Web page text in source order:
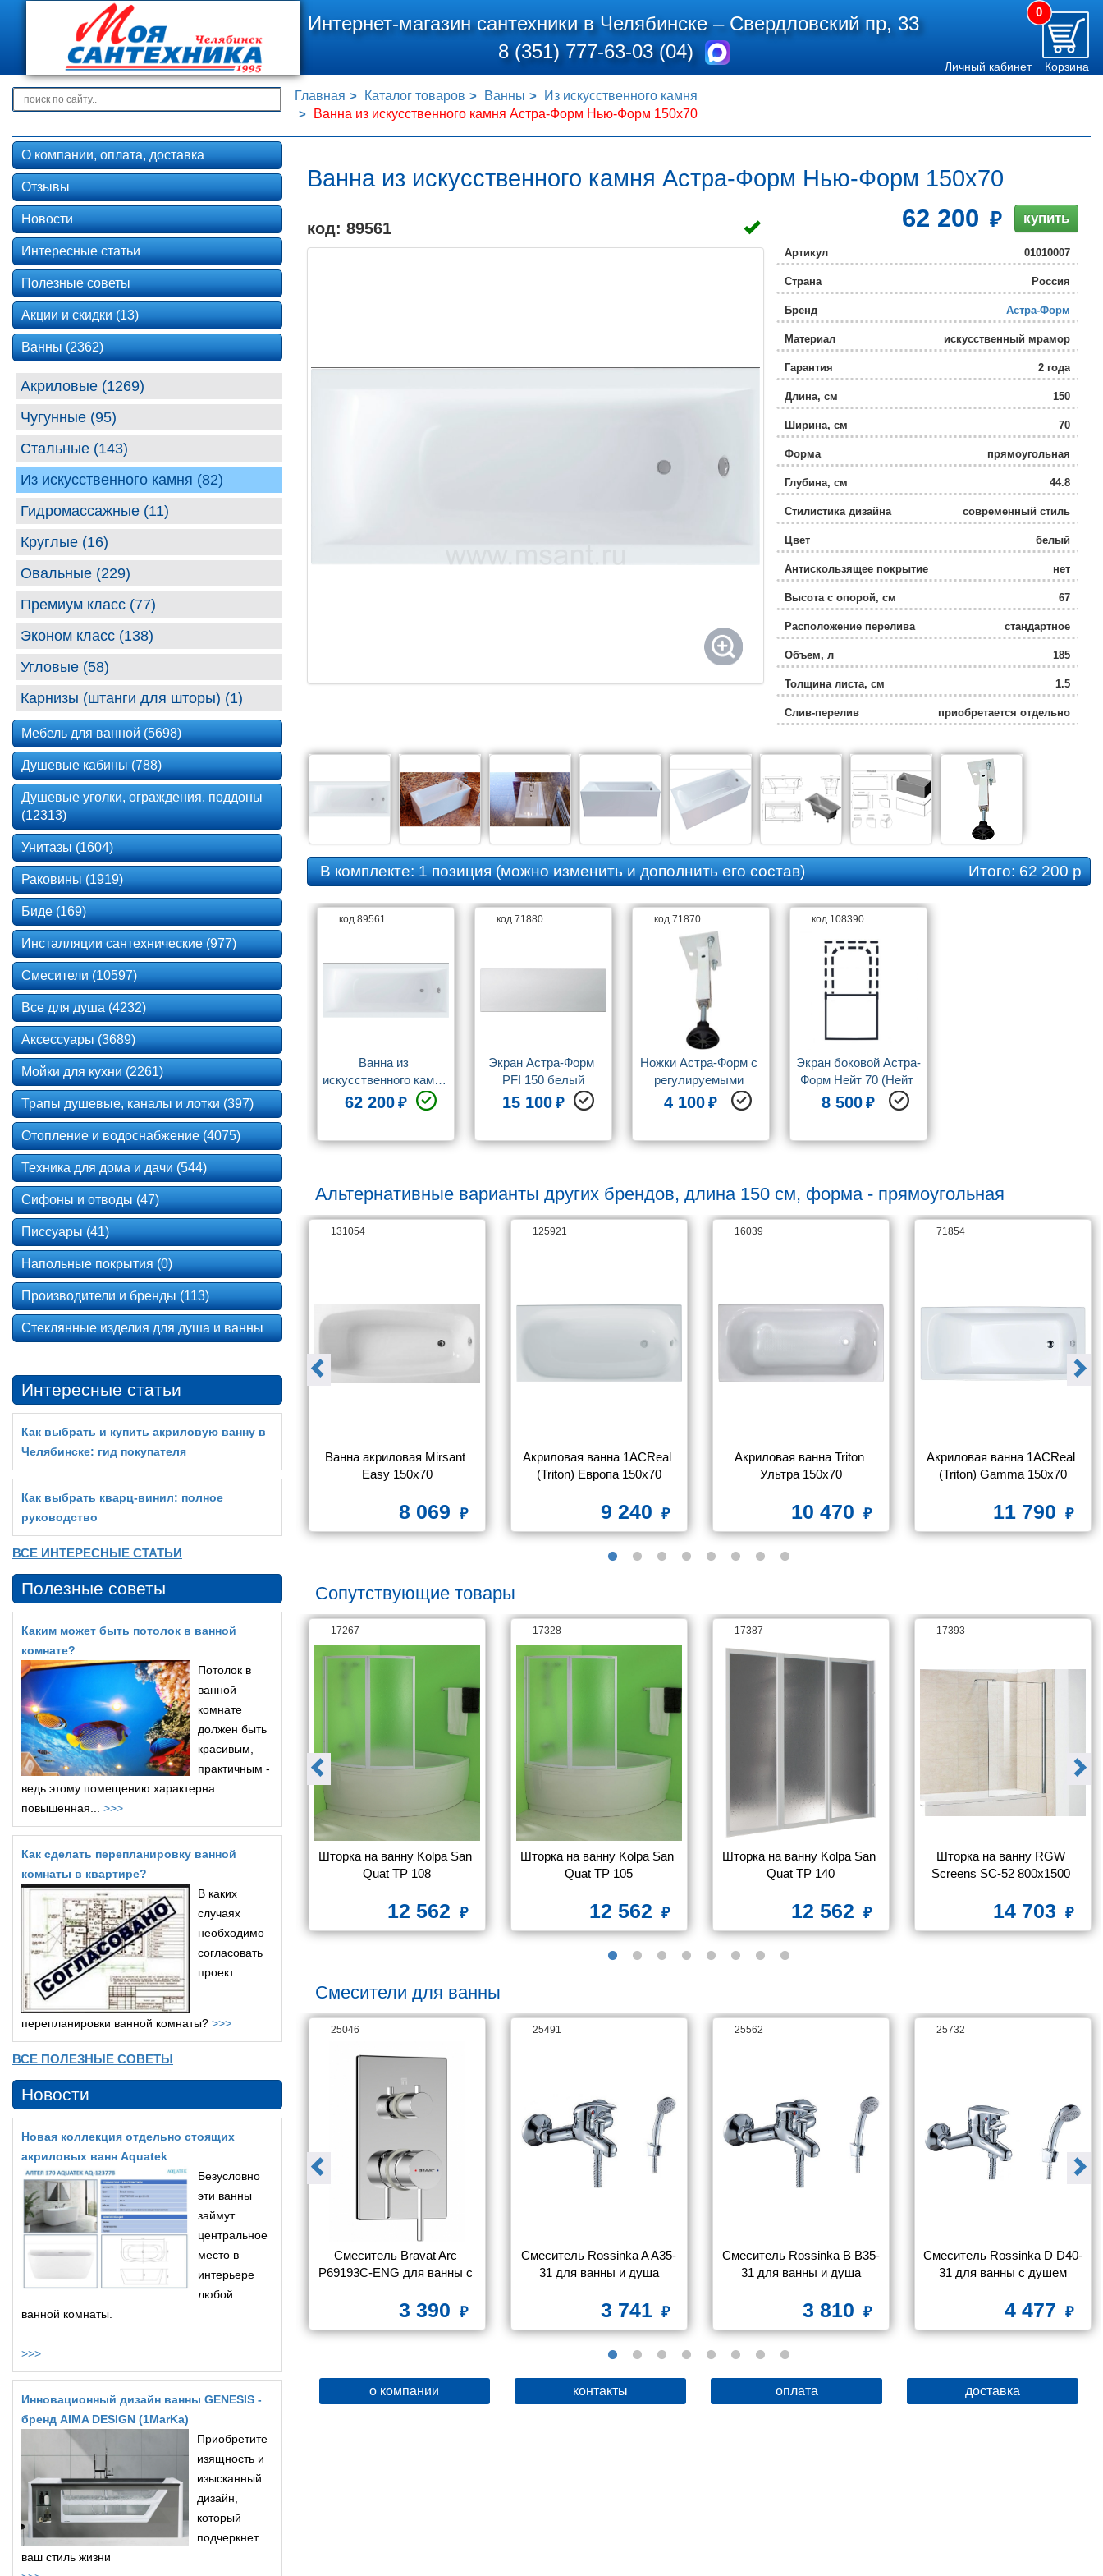
Интернет-магазин сантехники в Челябинске –Свердловский пр, 33
8 (351) 777-63-03 (04)
0
Личный кабинет Корзина
Главная Каталог товаров Ванны
Из искусственного камня
Ванна из искусственного камня Астра-Форм Нью-Форм 150x70
Ванна из искусственного камня Астра-Форм Нью-Форм 150x70
код: 89561 62 200 купить
Артикул 01010007
Страна Россия
Бренд Астра-Форм
Материал искусственный мрамор
Гарантия 2 года
Длина, см 150
Ширина, см 70
Форма прямоугольная
Глубина, см 44.8
Стилистика дизайна современный стиль
Цвет белый
Антискользящее покрытие нет
Высота с опорой, см 67
Расположение перелива стандартное
Объем, л 185
Толщина листа, см 1.5
Слив-перелив приобретается отдельно
В комплекте:1 позиция(можно изменить и дополнить его состав) Итого:62 200 р
код 89561
Ванна из
искусственного камня
Астра-Форм Нью-
Форм 150x70
62 200
код 71880
Экран Астра-Форм
PFI 150 белый
15 100
код 71870
Ножки Астра-Форм с
регулируемыми
опорами, 4 шт
4 100
код 108390
Экран боковой Астра-
Форм Нейт 70 (Нейт
150*70, 160*70,
170*70) акрил
8 500
Альтернативные варианты других брендов, длина 150 см, форма - прямоугольная
1ACReal
150x70
690
Акриловая ванна 1ACReal
(Triton) Тори 150x70
131054
Ванна акриловая Mirsant
Easy 150х70
8 069
125921
Акриловая ванна 1ACReal
(Triton) Европа 150x70
9 240
16039
Акриловая ванна Triton
Ультра 150x70
10 470
71854
Акриловая ванна 1ACReal
(Triton) Gamma 150x70
11 790
Сопутствующие товары
Radaway
724
18789
Шторка на ванну MarkaOne
Afrodita/Ibiza/Palermo
150*150*140 ТW белый,
стекло прозрачное
18 200
17267
Шторка на ванну Kolpa San
Quat TP 108
12 562
17328
Шторка на ванну Kolpa San
Quat TP 105
12 562
17387
Шторка на ванну Kolpa San
Quat TP 140
12 562
17393
Шторка на ванну RGW
Screens SC-52 800x1500
14 703
Смесители для ванны
Y Y40-
180
26063
Смеситель Rossinka Y Y35-
31 для ванны с душем
25046
Смеситель Bravat Arc
P69193C-ENG для ванны с
3 390
25491
Смеситель Rossinka A A35-
31 для ванны и душа
3 741
25562
Смеситель Rossinka B B35-
31 для ванны и душа
3 810
25732
Смеситель Rossinka D D40-
31 для ванны с душем
4 477
о компании контакты оплата доставка
О компании, оплата, доставка
Отзывы
Новости
Интересные статьи
Полезные советы
Акции и скидки (13)
Ванны (2362)
Акриловые (1269)
Чугунные (95)
Стальные (143)
Из искусственного камня (82)
Гидромассажные (11)
Круглые (16)
Овальные (229)
Премиум класс (77)
Эконом класс (138)
Угловые (58)
Карнизы (штанги для шторы) (1)
Мебель для ванной (5698)
Душевые кабины (788)
Душевые уголки, ограждения, поддоны
(12313)
Унитазы (1604)
Раковины (1919)
Биде (169)
Инсталляции сантехнические (977)
Смесители (10597)
Все для душа (4232)
Аксессуары (3689)
Мойки для кухни (2261)
Трапы душевые, каналы и лотки (397)
Отопление и водоснабжение (4075)
Техника для дома и дачи (544)
Сифоны и отводы (47)
Писсуары (41)
Напольные покрытия (0)
Производители и бренды (113)
Стеклянные изделия для душа и ванны
Интересные статьи
Как выбрать и купить акриловую ванну в
Челябинске: гид покупателя
Как выбрать кварц‑винил: полное
руководство
ВСЕ ИНТЕРЕСНЫЕ СТАТЬИ
Полезные советы
Каким может быть потолок в ванной
комнате?
Потолок в
ванной
комнате
должен быть
красивым,
практичным -
ведь этому помещению характерна
повышенная... >>>
Как сделать перепланировку ванной
комнаты в квартире?
В каких
случаях
необходимо
согласовать
проект
перепланировки ванной комнаты? >>>
ВСЕ ПОЛЕЗНЫЕ СОВЕТЫ
Новости
Новая коллекция отдельно стоящих
акриловых ванн Aquatek
Безусловно
эти ванны
займут
центральное
место в
интерьере
любой
ванной комнаты.
>>>
Инновационный дизайн ванны GENESIS -
бренд AIMA DESIGN (1MarKa)
Приобретите
изящность и
изысканный
дизайн,
который
подчеркнет
ваш стиль жизни